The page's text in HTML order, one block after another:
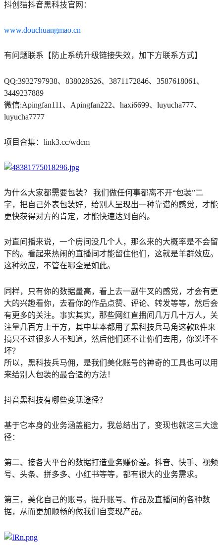
抖创猫抖音黑科技官网：
www.douchuangmao.cn
有问题联系【防止系统升级链接失效，加下方联系方式】
QQ:3932797938、838028526、3871172846、3587618061、
3449237889
微信:Apingfan111、Apingfan222、haxi6699、luyucha777、
luyucha7777
项目合集：link3.cc/wdcm
为什么大家都需要包装？ 我们做任何事都离不开“包装”二
字，把自己外表包装好，给别人呈现出一种靠谱的感觉，才能
更快获得对方的肯定，才能快速达到自的。
对直间播来说，一个房间没几个人，那么来的大概率是不会留
下的。看起来热闹的直播间才能留住他们，这就是羊群效应。
这种效应，不管在哪全是如此。
同样，只有你的数据量高，看上去一副牛叉的感觉，才会有更
大的兴趣看你，去看你的作品点赞、评论、转发等等，然后会
有更多的关注。事实其实，那些网红直播间几万几十万人，关
注量几百方上干方，其中基本都用了黑科技兵马角这款R件来
搞只不过很多人不知道，然后他们还不让你们去用，你说坏不
坏？
所以，黑科技兵马佣，是我们美化账号的神奇的工具也可以用
来给别人包装的最合适的方法！
抖音黑科技有哪些变现途径？
基于它本身的业务涵盖能力，我总结出了，变现也就这三大途
径：
第二、接各大平台的数据打造业务赚价差。抖音、快手、视频
号、头条、拼多多、小红书等等，都有很大的业务需求。
第三，美化自己的账号。提升账号、作品及直播间的各种数
据，从而更加顺畅的做我们自变现产品。